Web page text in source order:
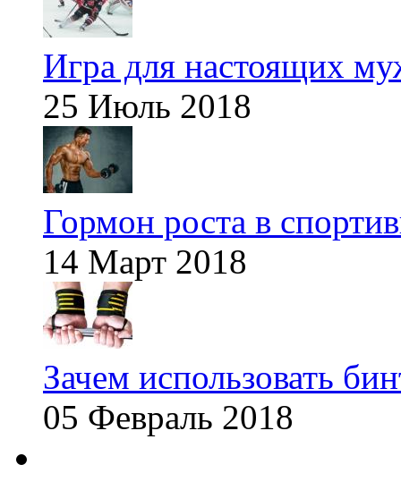
Игра для настоящих
25 Июль 2018
Гормон роста в
14 Март 2018
Зачем использовать
05 Февраль 2018